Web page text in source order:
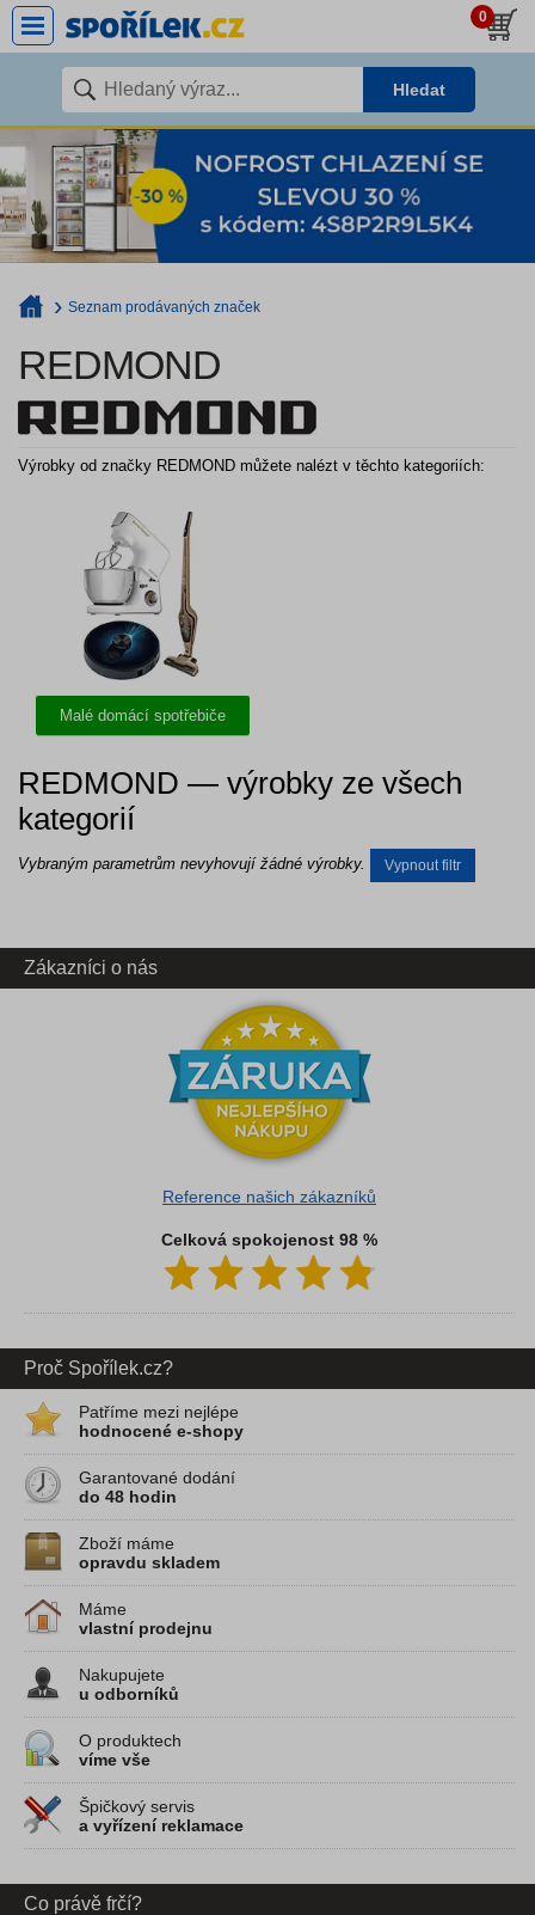
0
Hledat
Seznam prodávaných značek
REDMOND
Výrobky od značky REDMOND můžete nalézt v těchto kategoriích:
Malé domácí spotřebiče
REDMOND — výrobky ze všech
kategorií
Vybraným parametrům nevyhovují žádné výrobky. Vypnout filtr
Zákazníci o nás
Reference našich zákazníků
Celková spokojenost 98 %
Proč Spořílek.cz?
Patříme mezi nejlépe
hodnocené e-shopy
Garantované dodání
do 48 hodin
Zboží máme
opravdu skladem
Máme
vlastní prodejnu
Nakupujete
u odborníků
O produktech
víme vše
Špičkový servis
a vyřízení reklamace
Co právě frčí?